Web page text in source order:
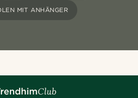
MIT ANHÄNGER